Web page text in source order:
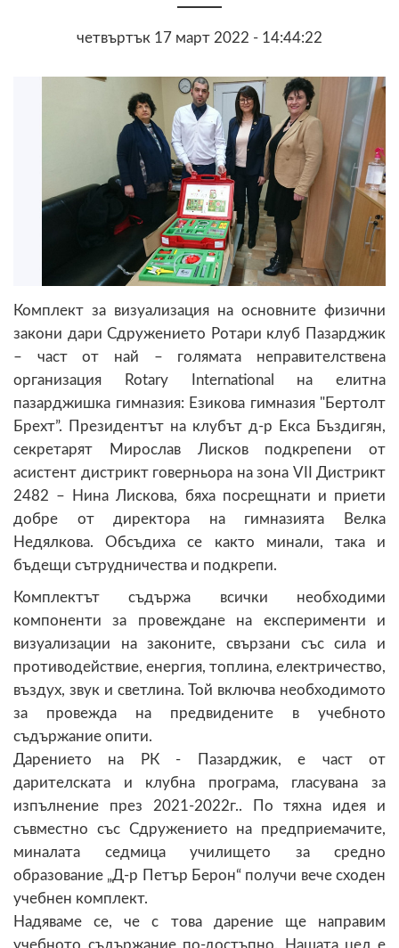
четвъртък 17 март 2022 - 14:44:22
Комплект за визуализация на основните физични
закони дари Сдружението Ротари клуб Пазарджик
– част от най – голямата неправителствена
организация Rotary International на елитна
пазарджишка гимназия: Езикова гимназия "Бертолт
Брехт”. Президентът на клубът д-р Екса Бъздигян,
секретарят Мирослав Лисков подкрепени от
асистент дистрикт говерньора на зона VII Дистрикт
2482 – Нина Лискова, бяха посрещнати и приети
добре от директора на гимназията Велка
Недялкова. Обсъдиха се както минали, така и
бъдещи сътрудничества и подкрепи.
Комплектът съдържа всички необходими
компоненти за провеждане на експерименти и
визуализации на законите, свързани със сила и
противодействие, енергия, топлина, електричество,
въздух, звук и светлина. Той включва необходимото
за провежда на предвидените в учебното
съдържание опити.
Дарението на РК - Пазарджик, е част от
дарителската и клубна програма, гласувана за
изпълнение през 2021-2022г.. По тяхна идея и
съвместно със Сдружението на предприемачите,
миналата седмица училището за средно
образование „Д-р Петър Берон“ получи вече сходен
учебнен комплект.
Надяваме се, че с това дарение ще направим
учебното съдържание по-достъпно. Нашата цел е